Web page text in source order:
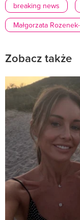
breaking news
Małgorzata
Zobacz także